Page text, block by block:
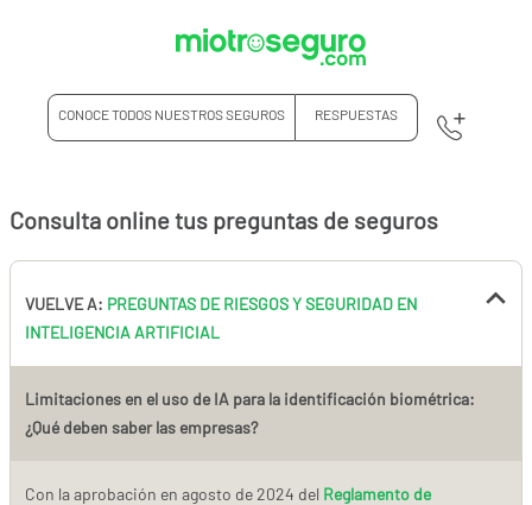
CONOCE TODOS NUESTROS SEGUROS RESPUESTAS
Consulta online tus preguntas de seguros
VUELVE A: PREGUNTAS DE RIESGOS Y SEGURIDAD EN
INTELIGENCIA ARTIFICIAL
Limitaciones en el uso de IA para la identificación biométrica:
¿Qué deben saber las empresas?
Con la aprobación en agosto de 2024 del Reglamento de